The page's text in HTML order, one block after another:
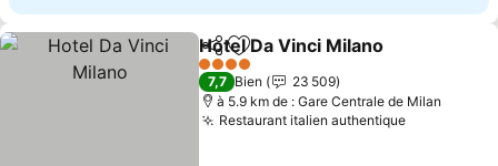
PartagerAjouter à mes favoris
Hotel Da Vinci Milano
4 Étoiles
7,7 Bien
23 509
à 5.9 km de : Gare Centrale de Milan
Restaurant italien authentique